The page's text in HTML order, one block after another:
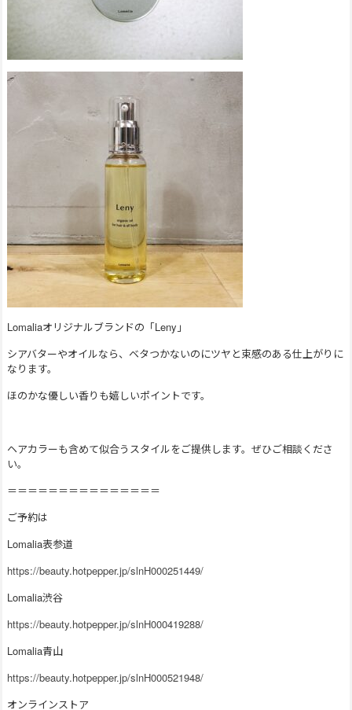
Lomaliaオリジナルブランドの「Leny」
シアバターやオイルなら、ベタつかないのにツヤと束感のある仕上がりに
なります。
ほのかな優しい香りも嬉しいポイントです。
ヘアカラーも含めて似合うスタイルをご提供します。ぜひご相談くださ
い。
＝＝＝＝＝＝＝＝＝＝＝＝＝＝＝
ご予約は
Lomalia表参道
https://beauty.hotpepper.jp/slnH000251449/
Lomalia渋谷
https://beauty.hotpepper.jp/slnH000419288/
Lomalia青山
https://beauty.hotpepper.jp/slnH000521948/
オンラインストア